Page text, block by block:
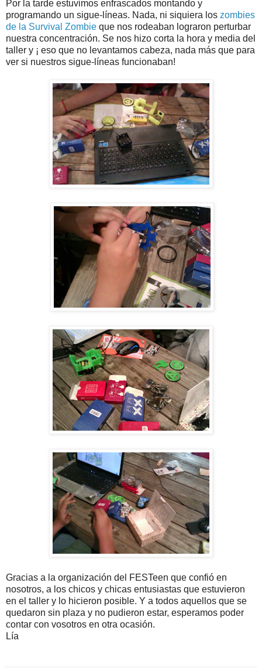
Por la tarde estuvimos enfrascados montando y
programando un sigue-líneas. Nada, ni siquiera los zombies
de la Survival Zombie que nos rodeaban lograron perturbar
nuestra concentración. Se nos hizo corta la hora y media del
taller y ¡ eso que no levantamos cabeza, nada más que para
ver si nuestros sigue-líneas funcionaban!
Gracias a la organización del FESTeen que confió en
nosotros, a los chicos y chicas entusiastas que estuvieron
en el taller y lo hicieron posible. Y a todos aquellos que se
quedaron sin plaza y no pudieron estar, esperamos poder
contar con vosotros en otra ocasión.
Lía